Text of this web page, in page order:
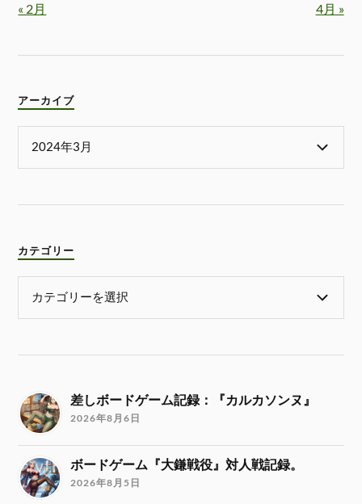
« 2月 4月 »
アーカイブ
カテゴリー
差しボードゲーム記録：『カルカソンヌ』
2026年8月6日
ボードゲーム『大鎌戦役』対人戦記録。
2026年8月5日